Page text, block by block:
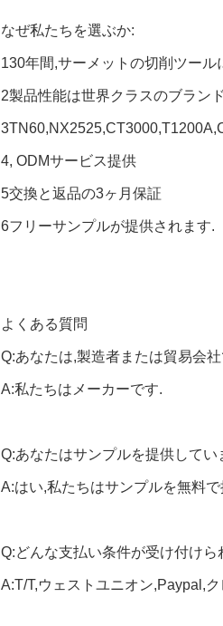
なぜ私たちを選ぶか:
130年間,サーメットの切削ツール
2製品性能は世界クラスのブラン
4, ODMサービス提供
5交換と返品の3ヶ月保証
6フリーサンプルが提供されます.
よくある質問
Q:あなたは,製造者または貿易会
A:私たちはメーカーです.
Q:あなたはサンプルを提供して
A:はい,私たちはサンプルを無料
Q:どんな支払い条件が受け付けら
A:T/T,ウェストユニオン,Paypal,